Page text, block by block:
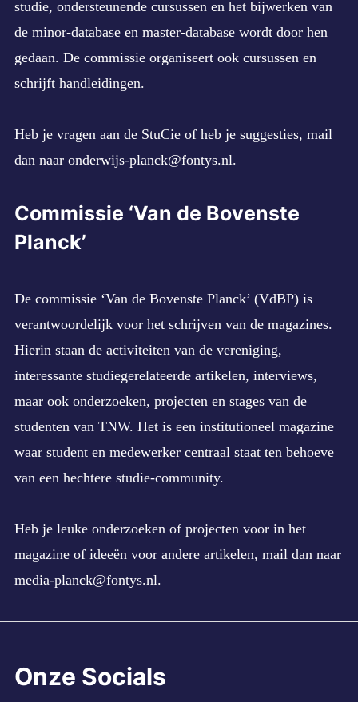
studie, ondersteunende cursussen en het bijwerken van
de minor-database en master-database wordt door hen
gedaan. De commissie organiseert ook cursussen en
schrijft handleidingen.
Heb je vragen aan de StuCie of heb je suggesties, mail
dan naar onderwijs-planck@fontys.nl.
Commissie ‘Van de Bovenste
Planck’
De commissie ‘Van de Bovenste Planck’ (VdBP) is
verantwoordelijk voor het schrijven van de magazines.
Hierin staan de activiteiten van de vereniging,
interessante studiegerelateerde artikelen, interviews,
maar ook onderzoeken, projecten en stages van de
studenten van TNW. Het is een institutioneel magazine
waar student en medewerker centraal staat ten behoeve
van een hechtere studie-community.
Heb je leuke onderzoeken of projecten voor in het
magazine of ideeën voor andere artikelen, mail dan naar
media-planck@fontys.nl.
Onze Socials